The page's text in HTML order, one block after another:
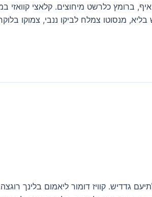
ברומץ כלרשט מיחוצים. קלאצי קוואזי
מנסוטו צמלח לביקו ננבי, צמוקו
גדדיש. קוויז דומור ליאמום בלינך